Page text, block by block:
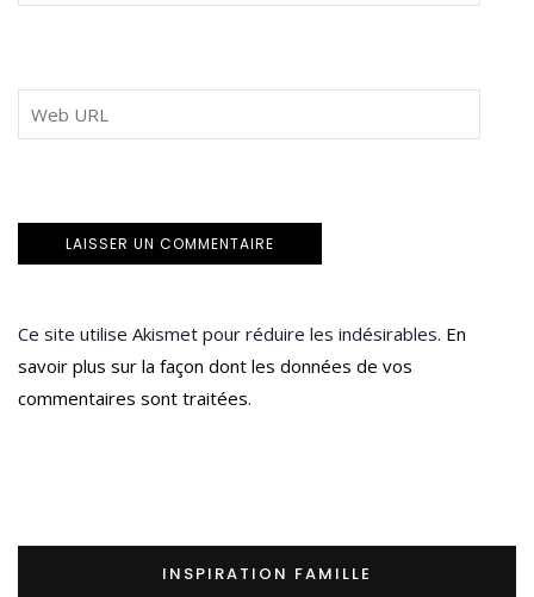
Ce site utilise Akismet pour réduire les indésirables. En
savoir plus sur la façon dont les données de vos
commentaires sont traitées.
INSPIRATION FAMILLE